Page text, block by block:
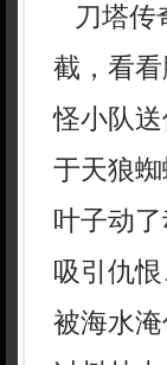
刀塔传
截，看
怪小队
于天狼
叶子动
吸引仇
被海水